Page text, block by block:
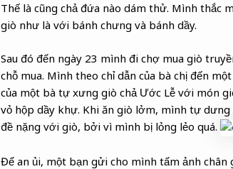
Thế là cũng chả đứa nào dám thử. Mình thắc
giò như là với bánh chưng và bánh dầy.
Sau đó đến ngày 23 mình đi chợ mua giò
chỗ mua. Mình theo chỉ dẫn của bà chị đến
của một bà tự xưng giò chả Ước Lễ với món
vỏ hộp dầy khự. Khi ăn giò lởm, mình tự
đề nặng với giò, bởi vì mình bị lỏng lẻo quá.
Để an ủi, một bạn gửi cho mình tấm ảnh